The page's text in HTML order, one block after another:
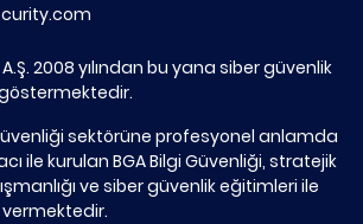
2008 yılından bu yana siber güvenlik
sektörüne profesyonel anlamda
ile kurulan BGA Bilgi Güvenliği, stratejik
ve siber güvenlik eğitimleri ile